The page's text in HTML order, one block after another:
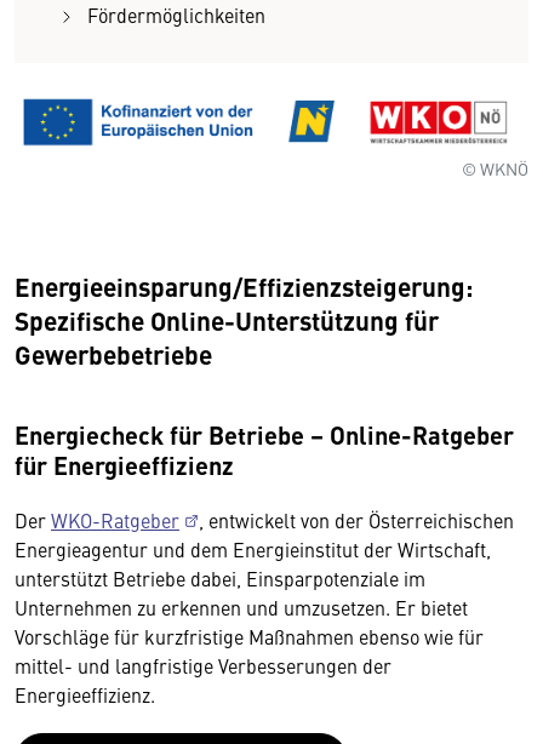
Fördermöglichkeiten
© WKNÖ
Energieeinsparung/Effizienzsteigerung:
Spezifische Online-Unterstützung für
Gewerbebetriebe
Energiecheck für Betriebe – Online-Ratgeber
für Energieeffizienz
DerWKO-Ratgeber
, entwickelt von der Österreichischen
Energieagentur und dem Energieinstitut der Wirtschaft,
unterstützt Betriebe dabei, Einsparpotenziale im
Unternehmen zu erkennen und umzusetzen. Er bietet
Vorschläge für kurzfristige Maßnahmen ebenso wie für
mittel- und langfristige Verbesserungen der
Energieeffizienz.